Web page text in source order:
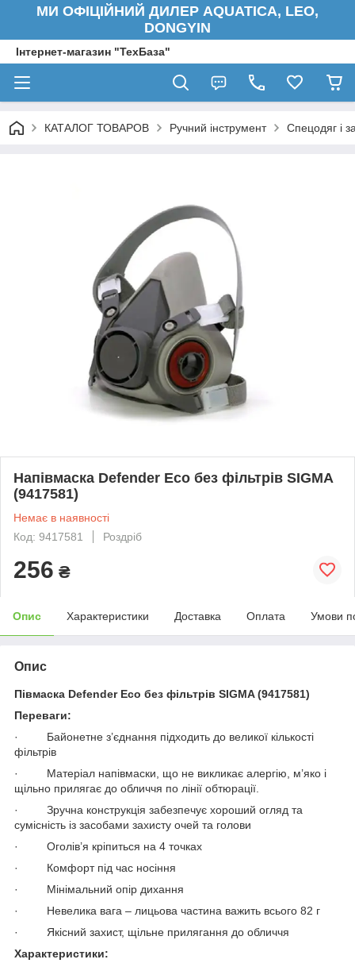
МИ ОФІЦІЙНИЙ ДИЛЕР AQUATICA, LEO,
DONGYIN
Інтернет-магазин "ТехБаза"
КАТАЛОГ ТОВАРОВ Ручний інструмент Спецодяг і
Напівмаска Defender Eco без фільтрів SIGMA
(9417581)
Немає в наявності
Код: 9417581
Роздріб
256 ₴
Опис Характеристики Доставка Оплата Умови
Опис
Півмаска Defender Eco без фільтрів SIGMA (9417581)
Переваги:
· Байонетне з’єднання підходить до великої кількості
фільтрів
· Матеріал напівмаски, що не викликає алергію, м’яко і
щільно прилягає до обличчя по лінії обтюрації.
· Зручна конструкція забезпечує хороший огляд та
сумісність із засобами захисту очей та голови
· Оголів’я кріпиться на 4 точках
· Комфорт під час носіння
· Мінімальний опір дихання
· Невелика вага – лицьова частина важить всього 82 г
· Якісний захист, щільне прилягання до обличчя
Характеристики: